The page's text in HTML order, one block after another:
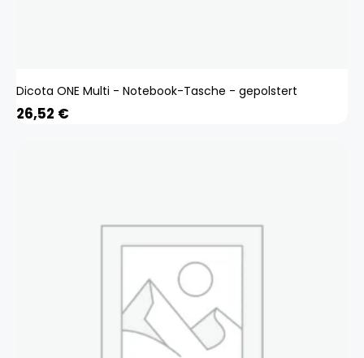
Dicota ONE Multi - Notebook-Tasche - gepolstert
26,52 €